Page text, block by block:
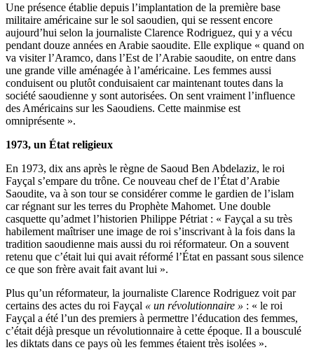
Une présence établie depuis l’implantation de la première base
militaire américaine sur le sol saoudien, qui se ressent encore
aujourd’hui selon la journaliste Clarence Rodriguez, qui y a vécu
pendant douze années en Arabie saoudite. Elle explique « quand on
va visiter l’Aramco, dans l’Est de l’Arabie saoudite, on entre dans
une grande ville aménagée à l’américaine. Les femmes aussi
conduisent ou plutôt conduisaient car maintenant toutes dans la
société saoudienne y sont autorisées. On sent vraiment l’influence
des Américains sur les Saoudiens. Cette mainmise est
omniprésente ».
1973, un État religieux
En 1973, dix ans après le règne de Saoud Ben Abdelaziz, le roi
Fayçal s’empare du trône. Ce nouveau chef de l’État d’Arabie
Saoudite, va à son tour se considérer comme le gardien de l’islam
car régnant sur les terres du Prophète Mahomet. Une double
casquette qu’admet l’historien Philippe Pétriat : « Fayçal a su très
habilement maîtriser une image de roi s’inscrivant à la fois dans la
tradition saoudienne mais aussi du roi réformateur. On a souvent
retenu que c’était lui qui avait réformé l’État en passant sous silence
ce que son frère avait fait avant lui ».
Plus qu’un réformateur, la journaliste Clarence Rodriguez voit par
certains des actes du roi Fayçal « un révolutionnaire » : « le roi
Fayçal a été l’un des premiers à permettre l’éducation des femmes,
c’était déjà presque un révolutionnaire à cette époque. Il a bousculé
les diktats dans ce pays où les femmes étaient très isolées ».